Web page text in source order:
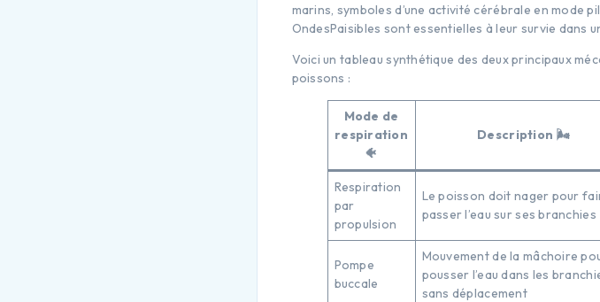
marins, symboles d’une activité cérébrale en mode
OndesPaisibles sont essentielles à leur survie dans
Voici un tableau synthétique des deux principaux
poissons :
Mode de
respiration
🐠
Description 🌬️
Respiration
par
propulsion
Le poisson doit nager pour
passer l’eau sur ses branchies
Pompe
buccale
Mouvement de la mâchoire
pousser l’eau dans les
sans déplacement